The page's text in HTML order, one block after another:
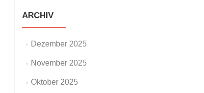
ARCHIV
Dezember 2025
November 2025
Oktober 2025